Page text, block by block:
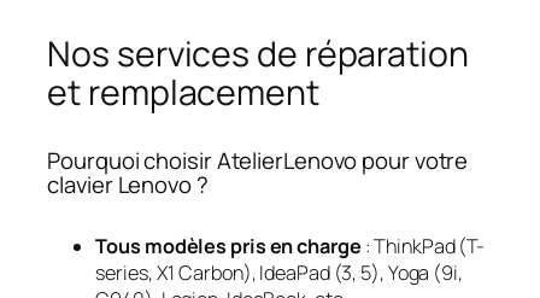
Nos services de réparation
et remplacement
Pourquoi choisir AtelierLenovo pour votre
clavier Lenovo ?
Tous modèles pris en charge : ThinkPad (T-
series, X1 Carbon), IdeaPad (3, 5), Yoga (9i,